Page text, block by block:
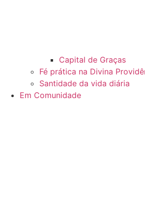
Capital de Graças
Fé prática na Divina
Santidade da vida diária
Em Comunidade